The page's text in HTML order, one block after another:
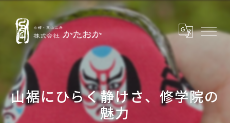
山裾にひらく静けさ、修学院の
魅力